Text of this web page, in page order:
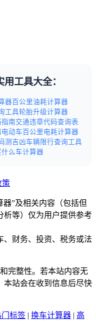
工具大全：
器百公里油耗计算器
工具轮胎升级计算器
南交通违章代码查询表
电动车百公里电耗计算器
测吉凶车辆限行查询工具
么车计算器
策
器”及相关内容（包括但
析等）仅为用户提供参考
、财务、投资、税务或法
完整性。若本站内容无
本站会在收到信息后尽快
门标签 | 换车计算器 | 高